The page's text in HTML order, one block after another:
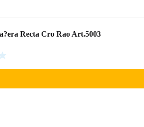
Recta Cro Rao Art.5003